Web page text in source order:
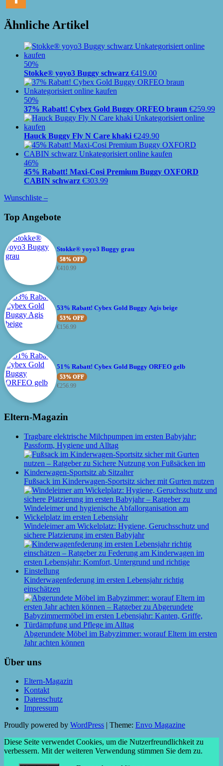
Ähnliche Artikel
50%
Stokke® yoyo3 Buggy schwarz €419.00
50%
37% Rabatt! Cybex Gold Buggy ORFEO braun €259.99
Hauck Buggy Fly N Care khaki €249.90
46%
45% Rabatt! Maxi-Cosi Premium Buggy OXFORD
CABIN schwarz €303.99
Wunschliste –
Top Angebote
Stokke® yoyo3 Buggy grau
58% OFF
€410.99
53% Rabatt! Cybex Gold Buggy Agis beige
53% OFF
€156.99
51% Rabatt! Cybex Gold Buggy ORFEO gelb
53% OFF
€256.99
Eltern-Magazin
Tragbare elektrische Milchpumpen im ersten Babyjahr:
Passform, Hygiene und Alltag
Fußsack im Kinderwagen-Sportsitz sicher mit Gurten nutzen
Windeleimer am Wickelplatz: Hygiene, Geruchsschutz und
sichere Platzierung im ersten Babyjahr
Kinderwagenfederung im ersten Lebensjahr richtig
einschätzen
Abgerundete Möbel im Babyzimmer: worauf Eltern im ersten
Jahr achten können
Über uns
Eltern-Magazin
Kontakt
Datenschutz
Impressum
Proudly powered by WordPress Theme: Envo Magazine
Diese Seite verwendet Cookies, um die Nutzerfreundlichkeit zu
verbessern. Mit der weiteren Verwendung stimmen Sie dem zu.